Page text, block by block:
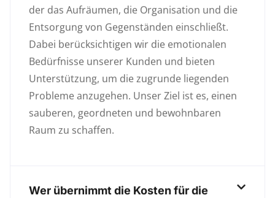
der das Aufräumen, die Organisation und die
Entsorgung von Gegenständen einschließt.
Dabei berücksichtigen wir die emotionalen
Bedürfnisse unserer Kunden und bieten
Unterstützung, um die zugrunde liegenden
Probleme anzugehen. Unser Ziel ist es, einen
sauberen, geordneten und bewohnbaren
Raum zu schaffen.
Wer übernimmt die Kosten für die